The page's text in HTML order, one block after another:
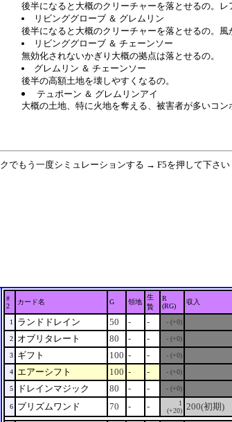
後半になると大概のクリーチャーを落とせるの。レ
リビンググローブ ＆ グレムリン
後半になると大概のクリーチャーを落とせるの。風
リビンググローブ ＆ チェーンソー
無効化されないかぎり大概の拠点は落とせるの。
グレムリン ＆ チェーンソー
後半の高額土地を壊しやすくなるの。
テュポーン ＆ グレムリンアイ
大概の土地、特に火地を奪える、被害者が多いコン
でもう一度シミュレーションする → F5を押して下さい
#
2
カード名 G 領地
生
贄
R
(RG)
収入
1
ランドドレイン 50 - - - (+0)
2 オブリタレート 80 - - - (+0)
3 ギフト 100 - - - (+0)
4 エアーシフト 100 - - - (+0)
5 ドレインマジック 80 - - - (+0)
6 プリズムワンド 70 - -
1
(+20) 200(初期)